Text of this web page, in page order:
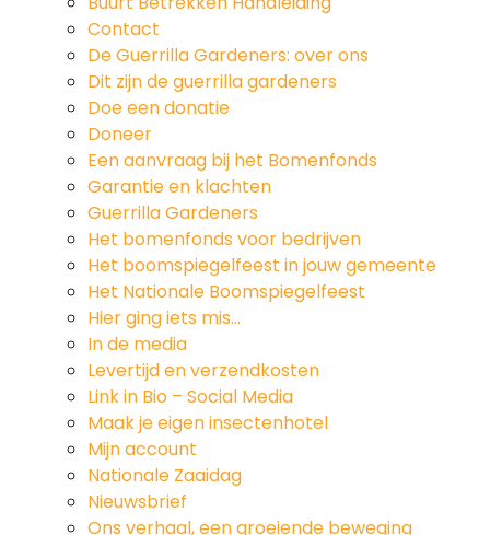
Contact
De Guerrilla Gardeners: over ons
Dit zijn de guerrilla gardeners
Doe een donatie
Doneer
Een aanvraag bij het Bomenfonds
Garantie en klachten
Guerrilla Gardeners
Het bomenfonds voor bedrijven
Het boomspiegelfeest in jouw gemeente
Het Nationale Boomspiegelfeest
Hier ging iets mis…
In de media
Levertijd en verzendkosten
Link in Bio – Social Media
Maak je eigen insectenhotel
Mijn account
Nationale Zaaidag
Nieuwsbrief
Ons verhaal, een groeiende beweging